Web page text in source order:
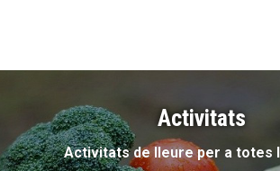
Activitats
Activitats de lleure per a totes